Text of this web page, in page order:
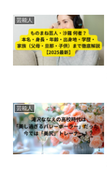
芸能人
芸能人